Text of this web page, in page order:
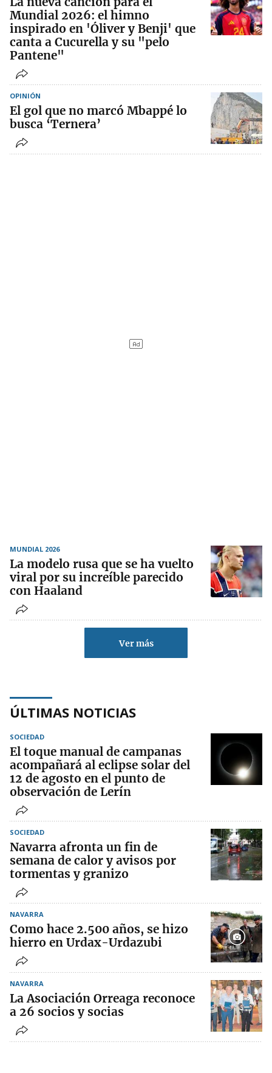
Mundial 2026: el himno
inspirado en 'Óliver y Benji' que
canta a Cucurella y su "pelo
Pantene"
OPINIÓN
El gol que no marcó Mbappé lo
busca ‘Ternera’
MUNDIAL 2026
La modelo rusa que se ha vuelto
viral por su increíble parecido
con Haaland
Ver más
ÚLTIMAS NOTICIAS
SOCIEDAD
El toque manual de campanas
acompañará al eclipse solar del
12 de agosto en el punto de
observación de Lerín
SOCIEDAD
Navarra afronta un fin de
semana de calor y avisos por
tormentas y granizo
NAVARRA
Como hace 2.500 años, se hizo
hierro en Urdax-Urdazubi
NAVARRA
La Asociación Orreaga reconoce
a 26 socios y socias